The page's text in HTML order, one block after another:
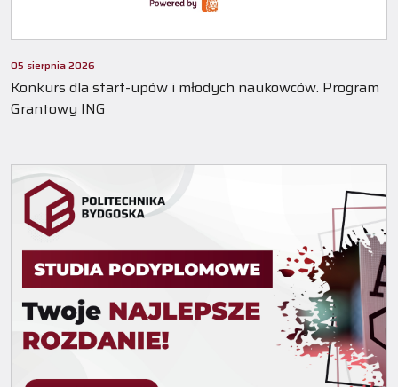
05 sierpnia 2026
Konkurs dla start-upów i młodych naukowców. Program
Grantowy ING